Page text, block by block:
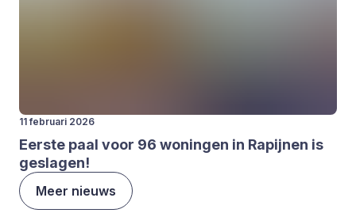
11 februari 2026
Eer­ste paal voor 96 wonin­gen in Rapij­nen is
gesla­gen!
Meer nieuws